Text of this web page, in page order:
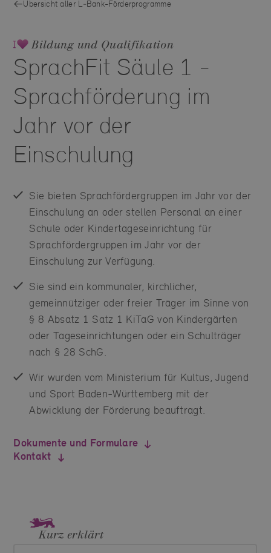
Übersicht aller L‑Bank-Förderprogramme
Bildung und Qualifikation
SprachFit Säule 1 -
Sprachförderung im
Jahr vor der
Einschulung
Sie bieten Sprachfördergruppen im Jahr vor der
Einschulung an oder stellen Personal an einer
Schule oder Kindertageseinrichtung für
Sprachfördergruppen im Jahr vor der
Einschulung zur Verfügung.
Sie sind ein kommunaler, kirchlicher,
gemeinnütziger oder freier Träger im Sinne von
§ 8 Absatz 1 Satz 1 KiTaG von Kindergärten
oder Tageseinrichtungen oder ein Schulträger
nach § 28 SchG.
Wir wurden vom Ministerium für Kultus, Jugend
und Sport Baden-Württemberg mit der
Abwicklung der Förderung beauftragt.
Dokumente und Formulare
Kontakt
Kurz erklärt